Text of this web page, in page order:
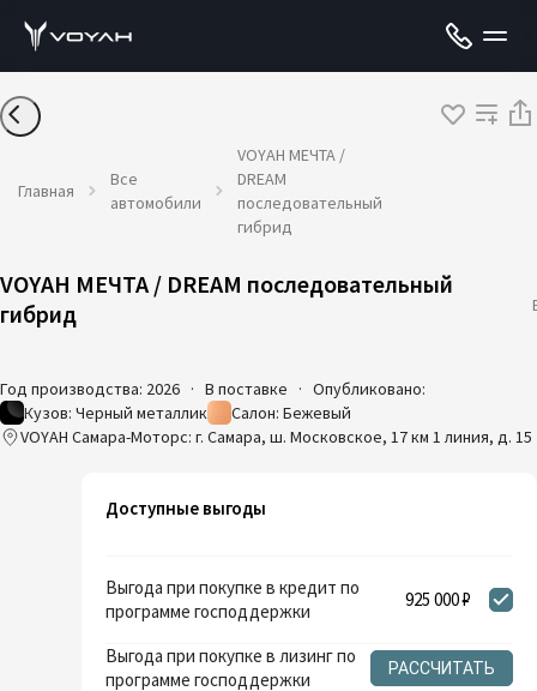
Главная
Все
автомобили
VOYAH МЕЧТА /
DREAM
последовательный
гибрид
VOYAH МЕЧТА / DREAM последовательный
гибрид
Год производства: 2026 · В поставке · Опубликовано:
Кузов: Черный металлик
Салон: Бежевый
VOYAH Самара-Моторс: г. Самара, ш. Московское, 17 км 1 линия, д. 15
Доступные выгоды
Выгода при покупке в кредит по
программе господдержки
925 000 ₽
Выгода при покупке в лизинг по
программе господдержки
РАССЧИТАТЬ